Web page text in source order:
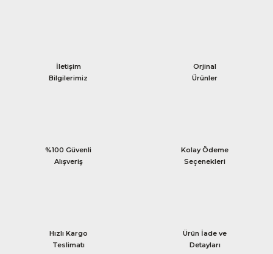
İletişim
Bilgilerimiz
Orjinal
Ürünler
%100 Güvenli
Alışveriş
Kolay Ödeme
Seçenekleri
Hızlı Kargo
Teslimatı
Ürün İade ve
Detayları